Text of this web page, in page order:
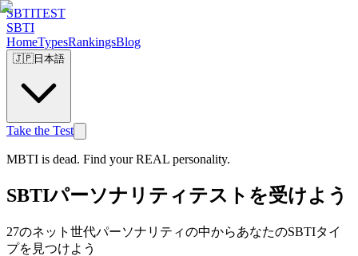
SBTITEST
SBTI
HomeTypesRankingsBlog
🇯🇵日本語
Take the Test
MBTI is dead. Find your REAL personality.
SBTIパーソナリティテストを受けよう
27のネット世代パーソナリティの中からあなたのSBTIタイ
プを見つけよう